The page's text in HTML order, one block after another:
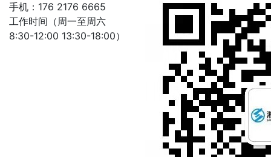
手机：176 2176 6665
工作时间（周一至周六
8:30-12:00 13:30-18:00）